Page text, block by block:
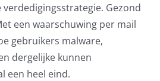
Gezond
een waarschuwing per mail
gebruikers malware,
dergelijke kunnen
een heel eind.